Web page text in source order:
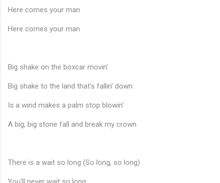
Here comes your man
Here comes your man
Big shake on the boxcar movin'
Big shake to the land that's fallin' down
Is a wind makes a palm stop blowin'
A big, big stone fall and break my crown
There is a wait so long (So long, so long)